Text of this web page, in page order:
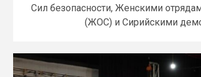
Сил безопасности, Женскими
(ЖОС) и Сирийскими